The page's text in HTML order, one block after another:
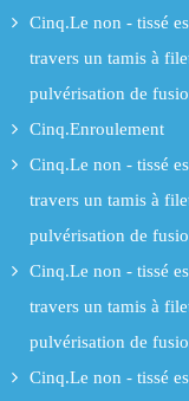
Cinq.Le non - tissé
travers un tamis à
pulvérisation de
Cinq.Enroulement
Cinq.Le non - tissé
travers un tamis à
pulvérisation de
Cinq.Le non - tissé
travers un tamis à
pulvérisation de
Cinq.Le non - tissé